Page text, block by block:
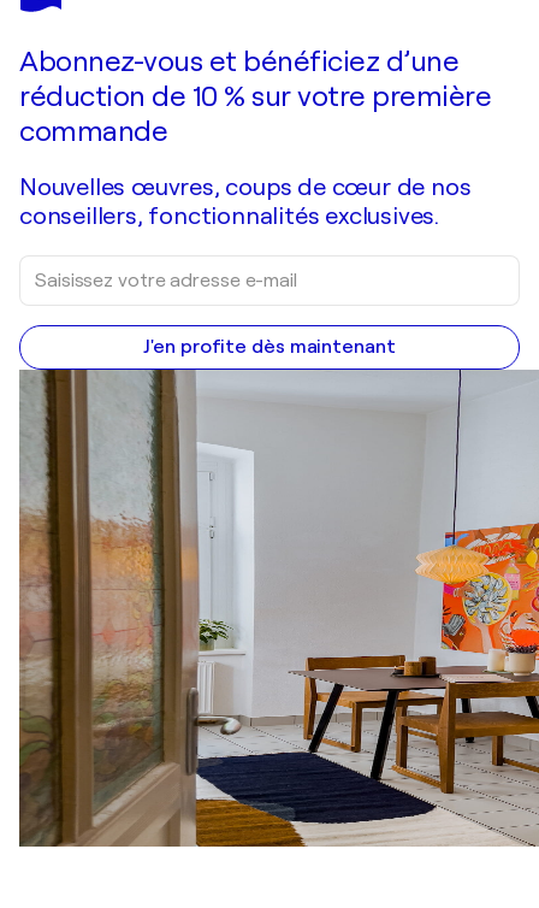
Abonnez-vous et bénéficiez d’une
réduction de 10 % sur votre première
commande
Nouvelles œuvres, coups de cœur de nos
conseillers, fonctionnalités exclusives.
J'en profite dès maintenant